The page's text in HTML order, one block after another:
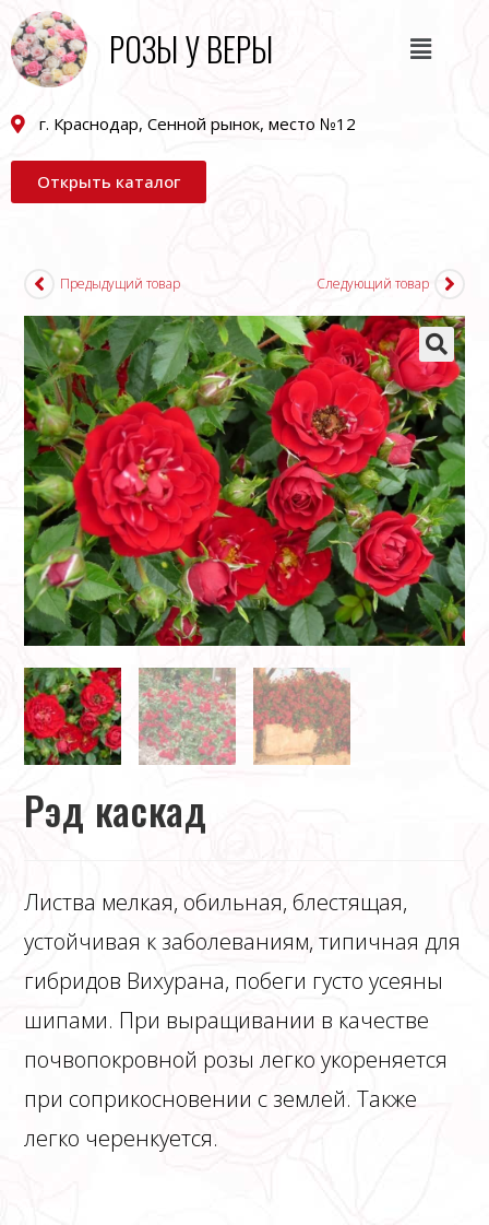
РОЗЫ У ВЕРЫ
г. Краснодар, Сенной рынок, место №12
Открыть каталог
Предыдущий товар Следующий товар
Рэд каскад
Листва мелкая, обильная, блестящая,
устойчивая к заболеваниям, типичная для
гибридов Вихурана, побеги густо усеяны
шипами. При выращивании в качестве
почвопокровной розы легко укореняется
при соприкосновении с землей. Также
легко черенкуется.